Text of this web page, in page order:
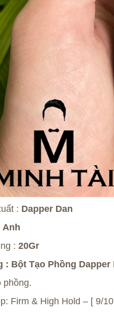
: Dapper Dan
Anh
: 20Gr
: Bột Tạo Phồng Dapper
phồng.
Firm & High Hold – [ 9/